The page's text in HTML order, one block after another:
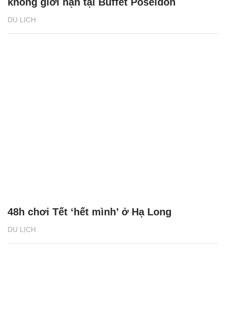
DU LỊCH
DU LỊCH
48h chơi Tết ‘hết mình’ ở Hạ Long